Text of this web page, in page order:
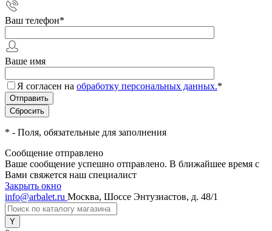
Ваш телефон*
Ваше имя
Я согласен на обработку персональных данных.*
* - Поля, обязательные для заполнения
Сообщение отправлено
Ваше сообщение успешно отправлено. В ближайшее время с
Вами свяжется наш специалист
Закрыть окно
info@arbalet.ru Москва, Шоссе Энтузиастов, д. 48/1